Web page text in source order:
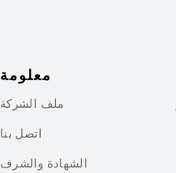
معلومة
ملف الشركة
اتصل بنا
الشهادة والشرف